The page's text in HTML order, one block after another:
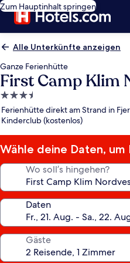
Zum Hauptinhalt springen
Alle Unterkünfte anzeigen
Ganze Ferienhütte
First Camp Klim
3.5-
Sterne-
Unterkunft
Ferienhütte direkt am Strand in
Kinderclub (kostenlos)
Wähle deine Daten, um
Wo soll’s hingehen?
Daten
Gäste